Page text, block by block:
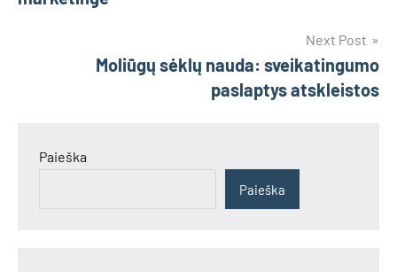
Next Post
Moliūgų sėklų nauda: sveikatingumo
paslaptys atskleistos
Paieška
Paieška